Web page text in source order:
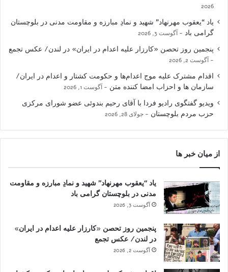
2026
یاد “یعقوب مهرنهاد” شهید و نمادِ مبارزه و مقاومت مدنی در بلوچستان
گرامی باد
آگوست 3, 2026
پنجمین روز تحصن «کارزار علیه اعدام در ایران» در لندن/ عکس تجمع
آگوست 2, 2026
اقدام مشترک علیه موج اعدام‌ها و حکومت کشتار و اعدام در ایران/
سازمان ها و احزاب امضا کننده متن
آگوست 1, 2026
ویدیو گفتگوی رادیو فردا با آقای رحیم بندوئی عضو شورای مرکزی
حزب مردم بلوچستان
جولای 28, 2026
از میان خبر ها
یاد “یعقوب مهرنهاد” شهید و نمادِ مبارزه و مقاومت
مدنی در بلوچستان گرامی باد
آگوست 3, 2026
پنجمین روز تحصن «کارزار علیه اعدام در ایران»
در لندن/ عکس تجمع
آگوست 2, 2026